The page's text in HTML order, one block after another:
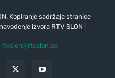
Kopiranje sadržaja stranice
izvora RTV SLON |
rtvslon@rtvslon.ba